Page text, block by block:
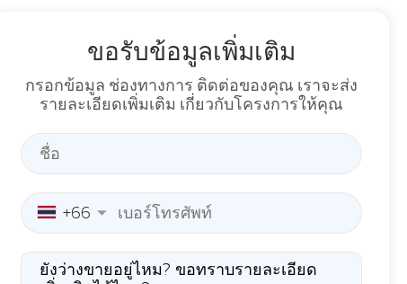
ขอรับข้อมูลเพิ่มเติม
กรอกข้อมูล ช่องทางการ ติดต่อของคุณ เราจะส่ง
รายละเอียดเพิ่มเติม เกี่ยวกับโครงการให้คุณ
+66